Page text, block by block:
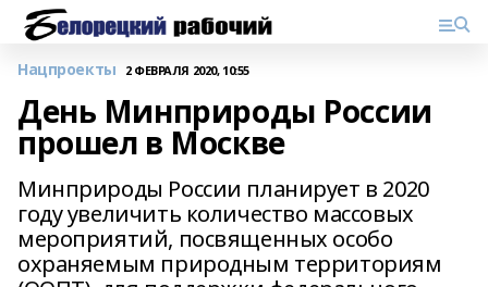
Нацпроекты 2 ФЕВРАЛЯ 2020, 10:55
День Минприроды России
прошел в Москве
Минприроды России планирует в 2020
году увеличить количество массовых
мероприятий, посвященных особо
охраняемым природным территориям